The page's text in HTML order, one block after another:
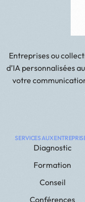
Entreprises ou
d’IA personnalisées
votre
SERVICES AUX
Diagnostic
Formation
Conseil
Conférences